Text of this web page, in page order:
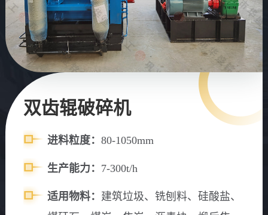
双齿辊破碎机
进料粒度： 80-1050mm
生产能力： 7-300t/h
适用物料： 建筑垃圾、铣刨料、硅酸盐、